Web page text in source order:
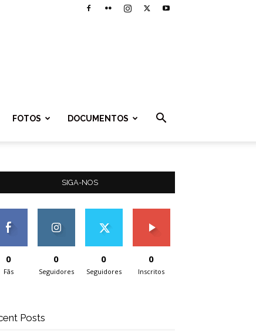
FOTOS DOCUMENTOS
SIGA-NOS
0
Fãs
0
Seguidores
0
Seguidores
0
Inscritos
Posts